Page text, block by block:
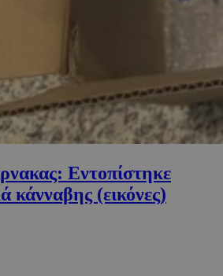
Εντοπίστηκε
κάνναβης (εικόνες)